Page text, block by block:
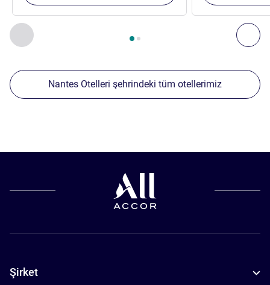
Önceki - Yakınlardaki diğer tesislerimiz
Sayfa , Yakınlardaki diğer tesislerimiz 1 :, Yakınlardaki
Nantes Otelleri şehrindeki tüm otellerimiz
Şirket